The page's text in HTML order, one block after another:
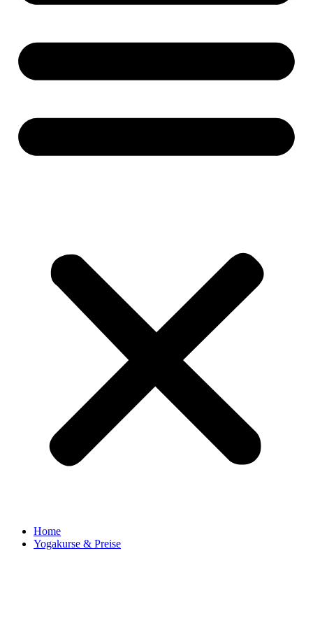
Home
Yogakurse & Preise